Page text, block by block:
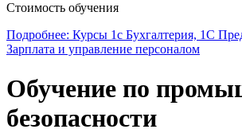
Стоимость обучения
Подробнее: Курсы 1с Бухгалтерия, 1С
Зарплата и управление персоналом
Обучение по
безопасности